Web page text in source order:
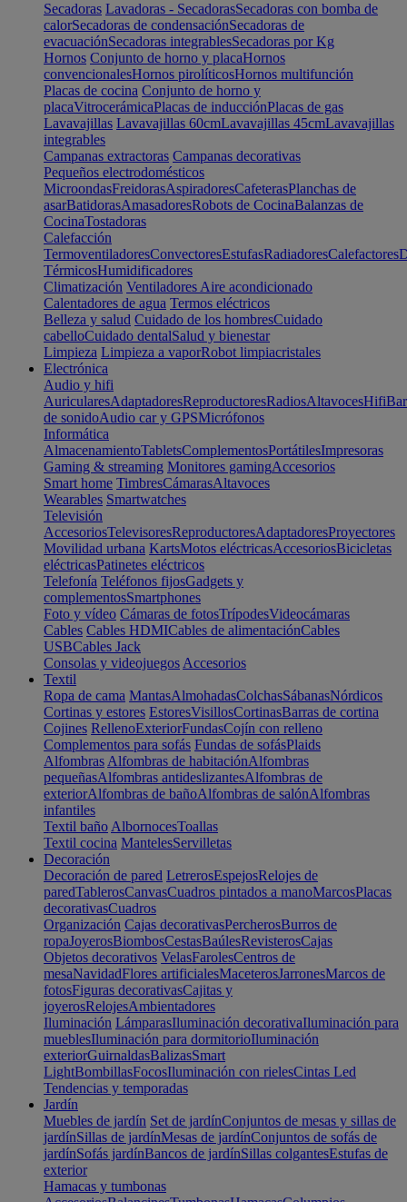
Secadoras Lavadoras - SecadorasSecadoras con bomba de
calorSecadoras de condensaciónSecadoras de
evacuaciónSecadoras integrablesSecadoras por Kg
Hornos Conjunto de horno y placaHornos
convencionalesHornos pirolíticosHornos multifunción
Placas de cocina Conjunto de horno y
placaVitrocerámicaPlacas de inducciónPlacas de gas
Lavavajillas Lavavajillas 60cmLavavajillas 45cmLavavajillas
integrables
Campanas extractoras Campanas decorativas
Pequeños electrodomésticos
MicroondasFreidorasAspiradoresCafeterasPlanchas de
asarBatidorasAmasadoresRobots de CocinaBalanzas de
CocinaTostadoras
Calefacción
TermoventiladoresConvectoresEstufasRadiadoresCalefactores
TérmicosHumidificadores
Climatización Ventiladores Aire acondicionado
Calentadores de agua Termos eléctricos
Belleza y salud Cuidado de los hombresCuidado
cabelloCuidado dentalSalud y bienestar
Limpieza Limpieza a vaporRobot limpiacristales
Electrónica
Audio y hifi
AuricularesAdaptadoresReproductoresRadiosAltavocesHifi
de sonidoAudio car y GPSMicrófonos
Informática
AlmacenamientoTabletsComplementosPortátilesImpresoras
Gaming & streaming Monitores gamingAccesorios
Smart home TimbresCámarasAltavoces
Wearables Smartwatches
Televisión
AccesoriosTelevisoresReproductoresAdaptadoresProyectores
Movilidad urbana KartsMotos eléctricasAccesoriosBicicletas
eléctricasPatinetes eléctricos
Telefonía Teléfonos fijosGadgets y
complementosSmartphones
Foto y vídeo Cámaras de fotosTrípodesVideocámaras
Cables Cables HDMICables de alimentaciónCables
USBCables Jack
Consolas y videojuegos Accesorios
Textil
Ropa de cama MantasAlmohadasColchasSábanasNórdicos
Cortinas y estores EstoresVisillosCortinasBarras de cortina
Cojines RellenoExteriorFundasCojín con relleno
Complementos para sofás Fundas de sofásPlaids
Alfombras Alfombras de habitaciónAlfombras
pequeñasAlfombras antideslizantesAlfombras de
exteriorAlfombras de bañoAlfombras de salónAlfombras
infantiles
Textil baño AlbornocesToallas
Textil cocina MantelesServilletas
Decoración
Decoración de pared LetrerosEspejosRelojes de
paredTablerosCanvasCuadros pintados a manoMarcosPlacas
decorativasCuadros
Organización Cajas decorativasPercherosBurros de
ropaJoyerosBiombosCestasBaúlesRevisterosCajas
Objetos decorativos VelasFarolesCentros de
mesaNavidadFlores artificialesMaceterosJarronesMarcos de
fotosFiguras decorativasCajitas y
joyerosRelojesAmbientadores
Iluminación LámparasIluminación decorativaIluminación para
mueblesIluminación para dormitorioIluminación
exteriorGuirnaldasBalizasSmart
LightBombillasFocosIluminación con rielesCintas Led
Tendencias y temporadas
Jardín
Muebles de jardín Set de jardínConjuntos de mesas y sillas de
jardínSillas de jardínMesas de jardínConjuntos de sofás de
jardínSofás jardínBancos de jardínSillas colgantesEstufas de
exterior
Hamacas y tumbonas